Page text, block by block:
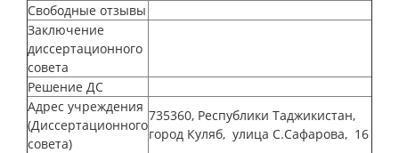
Свободные отзывы
Заключение
диссертационного
совета
Решение ДС
Адрес учреждения
(Диссертационного
совета)
735360, Республики Таджикистан,
город Куляб, улица С.Сафарова, 16